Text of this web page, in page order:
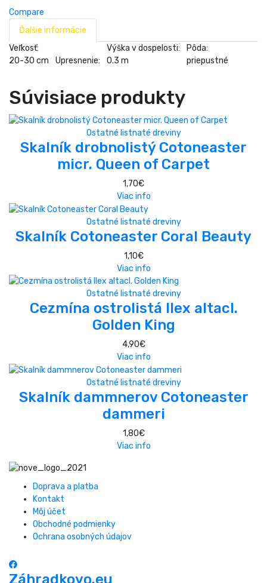
Compare
Ďalšie informácie
Veľkosť:
20-30 cm
Upresnenie:
Výška v dospelosti:
0.3 m
Pôda:
priepustné
Súvisiace produkty
Ostatné listnaté dreviny
Skalník drobnolistý Cotoneaster
micr. Queen of Carpet
1,70€
Viac info
Ostatné listnaté dreviny
Skalník Cotoneaster Coral Beauty
1,10€
Viac info
Ostatné listnaté dreviny
Cezmína ostrolistá Ilex altacl.
Golden King
4,90€
Viac info
Ostatné listnaté dreviny
Skalník dammnerov Cotoneaster
dammeri
1,80€
Viac info
Doprava a platba
Kontakt
Môj účet
Obchodné podmienky
Ochrana osobných údajov
Záhradkovo.eu